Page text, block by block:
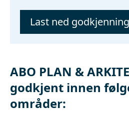
Last ned
ABO PLAN &
godkjent innen
områder: